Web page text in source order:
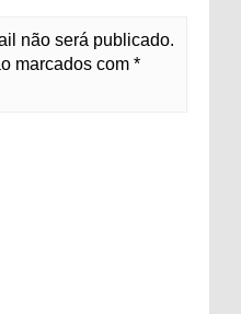
não será publicado.
marcados com *